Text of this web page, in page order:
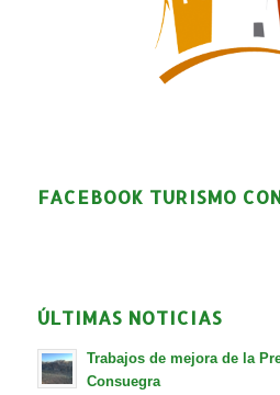
FACEBOOK TURISMO
ÚLTIMAS NOTICIAS
Trabajos de mejora de la
Consuegra